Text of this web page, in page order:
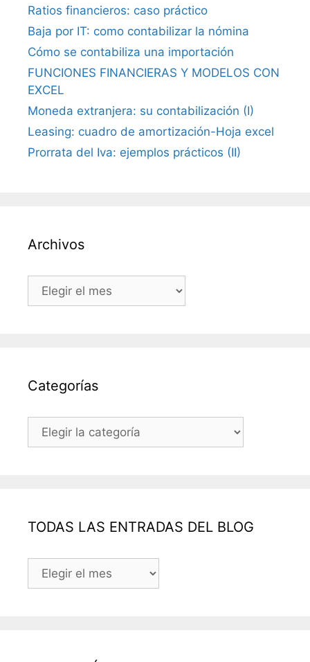
Ratios financieros: caso práctico
Baja por IT: como contabilizar la nómina
Cómo se contabiliza una importación
FUNCIONES FINANCIERAS Y MODELOS CON
EXCEL
Moneda extranjera: su contabilización (I)
Leasing: cuadro de amortización-Hoja excel
Prorrata del Iva: ejemplos prácticos (II)
Archivos
Archivos
Categorías
Categorías
TODAS LAS ENTRADAS DEL BLOG
TODAS